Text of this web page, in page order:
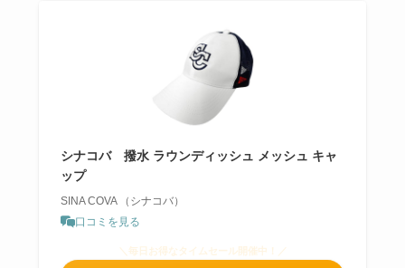
シナコバ 撥水 ラウンディッシュ メッシュ キャ
ップ
SINA COVA （シナコバ）
口コミを見る
＼毎日お得なタイムセール開催中！／